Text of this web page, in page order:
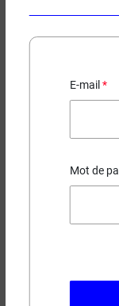
E-mail
Mot de